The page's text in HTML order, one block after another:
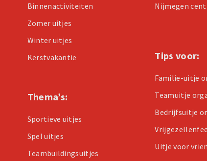
Binnenactiviteiten
Zomer uitjes
Winter uitjes
Kerstvakantie
Thema’s:
Sportieve uitjes
Spel uitjes
Teambuildingsuitjes
Nijmegen
Tips voor:
Familie-uitje
Teamuitje
Bedrijfsuitje
Uitje voor